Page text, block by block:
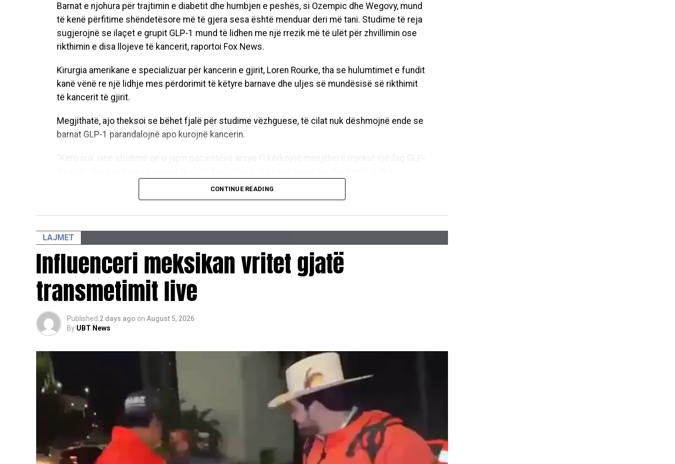
Barnat e njohura për trajtimin e diabetit dhe humbjen e peshës, si Ozempic dhe Wegovy, mund
të kenë përfitime shëndetësore më të gjera sesa është menduar deri më tani. Studime të reja
sugjerojnë se ilaçet e grupit GLP-1 mund të lidhen me një rrezik më të ulët për zhvillimin ose
rikthimin e disa llojeve të kancerit, raportoi Fox News.
Kirurgia amerikane e specializuar për kancerin e gjirit, Loren Rourke, tha se hulumtimet e fundit
kanë vënë re një lidhje mes përdorimit të këtyre barnave dhe uljes së mundësisë së rikthimit
të kancerit të gjirit.
Megjithatë, ajo theksoi se bëhet fjalë për studime vëzhguese, të cilat nuk dëshmojnë ende se
barnat GLP-1 parandalojnë apo kurojnë kancerin.
premtues për kërkime të mëtejshme”, u shpreh Rourke.
mund të rrisë prodhimin e estrogjenit, hormon që lidhet me disa forma të kancerit të gjirit, ndaj
“Sa më shumë yndyrë të kemi në trup, aq më shumë estrogjen prodhohet. Nëse këto barna
ndihmojnë edhe në uljen e inflamacionit kronik, atëherë përfitimet e tyre mund të jenë të
shumta”, tha ajo.
Megjithatë, shkencëtarët theksojnë se ende nuk ka prova që këto ilaçe veprojnë drejtpërdrejt
klinike.
Rourke këshillon që personat të cilët përpiqen të humbin peshë të konsultohen me mjekun për
të parë nëse barnat GLP-1 janë të përshtatshme për ta.
“Nëse keni mbipeshë, keni ndjekur një regjim të shëndetshëm ushqimor dhe keni bërë aktivitet
fizik, por nuk po arrini rezultatet e dëshiruara, atëherë barnat GLP-1 mund të jenë një alternativë
që ia vlen të diskutohet me mjekun”, tha ajo.
Ekspertët nënvizojnë se këto barna nuk duhet të përdoren si trajtim kundër kancerit pa prova
CONTINUE READING
LAJMET
Influenceri meksikan vritet gjatë
transmetimit live
Published 2 days ago on August 5, 2026
By UBT News